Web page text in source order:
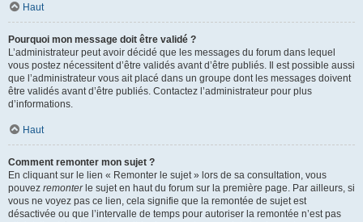
Haut
Pourquoi mon message doit être validé ?
L’administrateur peut avoir décidé que les messages du forum dans lequel
vous postez nécessitent d’être validés avant d’être publiés. Il est possible aussi
que l’administrateur vous ait placé dans un groupe dont les messages doivent
être validés avant d’être publiés. Contactez l’administrateur pour plus
d’informations.
Haut
Comment remonter mon sujet ?
En cliquant sur le lien « Remonter le sujet » lors de sa consultation, vous
pouvez remonterle sujet en haut du forum sur la première page. Par ailleurs, si
vous ne voyez pas ce lien, cela signifie que la remontée de sujet est
désactivée ou que l’intervalle de temps pour autoriser la remontée n’est pas